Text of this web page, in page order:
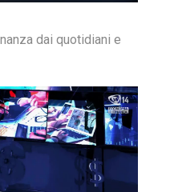
dai quotidiani e